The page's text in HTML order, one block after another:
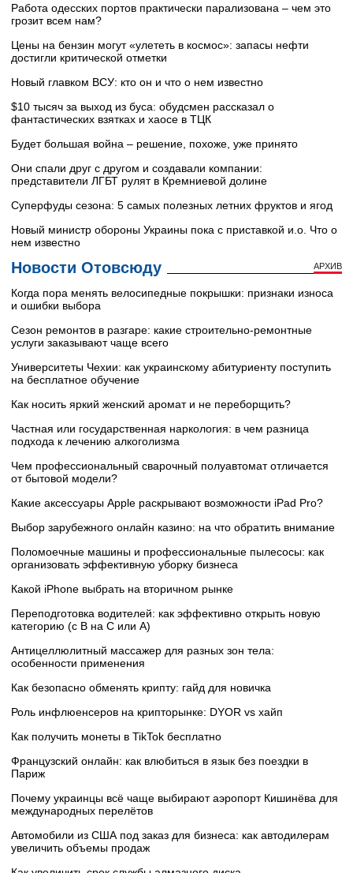
Работа одесских портов практически парализована – чем это
грозит всем нам?
Цены на бензин могут «улететь в космос»: запасы нефти
достигли критической отметки
Новый главком ВСУ: кто он и что о нем известно
$10 тысяч за выход из буса: обудсмен рассказал о
фантастических взятках и хаосе в ТЦК
Будет большая война – решение, похоже, уже принято
Они спали друг с другом и создавали компании:
представители ЛГБТ рулят в Кремниевой долине
Суперфуды сезона: 5 самых полезных летних фруктов и ягод
Новый министр обороны Украины пока с приставкой и.о. Что о
нем известно
Новости Отовсюду АРХИВ
Когда пора менять велосипедные покрышки: признаки износа
и ошибки выбора
Сезон ремонтов в разгаре: какие строительно-ремонтные
услуги заказывают чаще всего
Университеты Чехии: как украинскому абитуриенту поступить
на бесплатное обучение
Как носить яркий женский аромат и не переборщить?
Частная или государственная наркология: в чем разница
подхода к лечению алкоголизма
Чем профессиональный сварочный полуавтомат отличается
от бытовой модели?
Какие аксессуары Apple раскрывают возможности iPad Pro?
Выбор зарубежного онлайн казино: на что обратить внимание
Поломоечные машины и профессиональные пылесосы: как
организовать эффективную уборку бизнеса
Какой iPhone выбрать на вторичном рынке
Переподготовка водителей: как эффективно открыть новую
категорию (с B на C или А)
Антицеллюлитный массажер для разных зон тела:
особенности применения
Как безопасно обменять крипту: гайд для новичка
Роль инфлюенсеров на крипторынке: DYOR vs хайп
Как получить монеты в TikTok бесплатно
Французский онлайн: как влюбиться в язык без поездки в
Париж
Почему украинцы всё чаще выбирают аэропорт Кишинёва для
международных перелётов
Автомобили из США под заказ для бизнеса: как автодилерам
увеличить объемы продаж